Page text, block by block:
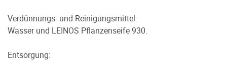
Verdünnungs- und Reinigungsmittel:
Wasser und LEINOS Pflanzenseife 930.
Entsorgung: